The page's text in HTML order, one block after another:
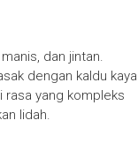
dan jintan.
dengan kaldu kaya
rasa yang kompleks
lidah.